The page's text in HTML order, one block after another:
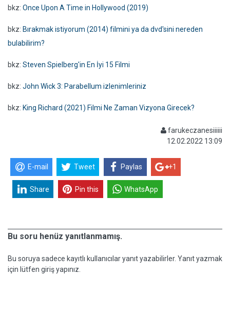
bkz: Once Upon A Time in Hollywood (2019)
bkz: Bırakmak istiyorum (2014) filmini ya da dvd'sini nereden
bulabilirim?
bkz: Steven Spielberg'in En İyi 15 Filmi
bkz: John Wick 3: Parabellum izlenimleriniz
bkz: King Richard (2021) Filmi Ne Zaman Vizyona Girecek?
farukeczanesiiiiii
12.02.2022 13:09
E-mail Tweet Paylas +1
Share Pin this WhatsApp
Bu soru henüz yanıtlanmamış.
Bu soruya sadece kayıtlı kullanıcılar yanıt yazabilirler. Yanıt yazmak
için lütfen giriş yapınız.